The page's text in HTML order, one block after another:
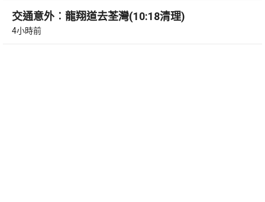
交通意外︰龍翔道去荃灣(10:18清理)
4小時前